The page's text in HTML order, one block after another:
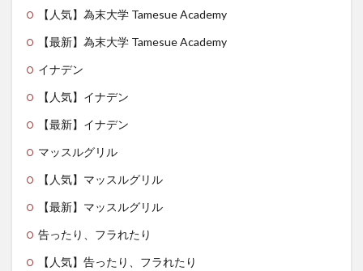
【人気】為末大学 Tamesue Academy
【最新】為末大学 Tamesue Academy
イナデン
【人気】イナデン
【最新】イナデン
マッスルグリル
【人気】マッスルグリル
【最新】マッスルグリル
告ったり、フラれたり
【人気】告ったり、フラれたり